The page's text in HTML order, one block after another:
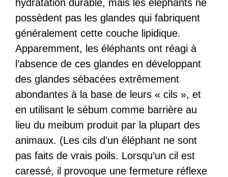
hydratation durable, mais les éléphants ne
possèdent pas les glandes qui fabriquent
généralement cette couche lipidique.
Apparemment, les éléphants ont réagi à
l’absence de ces glandes en développant
des glandes sébacées extrêmement
abondantes à la base de leurs « cils », et
en utilisant le sébum comme barrière au
lieu du meibum produit par la plupart des
animaux. (Les cils d’un éléphant ne sont
pas faits de vrais poils. Lorsqu’un cil est
caressé, il provoque une fermeture réflexe